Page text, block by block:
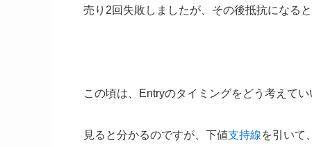
売り2回失敗しましたが、その後抵抗になる
この頃は、Entryのタイミングをどう考えてい
見ると分かるのですが、下値支持線を引いて